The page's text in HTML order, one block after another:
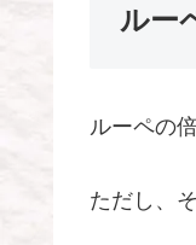
ルー
ルーペの
ただし、